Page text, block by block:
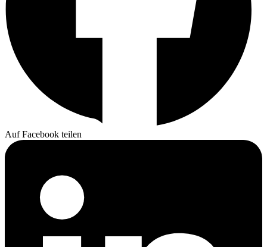
Auf Facebook teilen